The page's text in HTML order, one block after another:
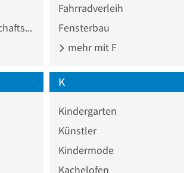
Energie- und Wasserwirtschaftsverband
Fahrradverleih
Fensterbau
mehr mit F
K
Kindergarten
Künstler
Kindermode
Kachelofen